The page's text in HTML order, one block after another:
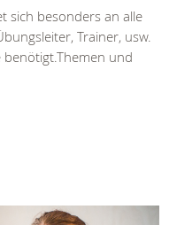
sich besonders an alle
Trainer, usw.
benötigt.Themen und